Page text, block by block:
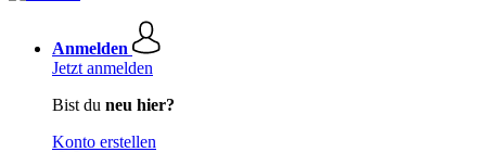
Anmelden
Jetzt anmelden
Bist du neu hier?
Konto erstellen